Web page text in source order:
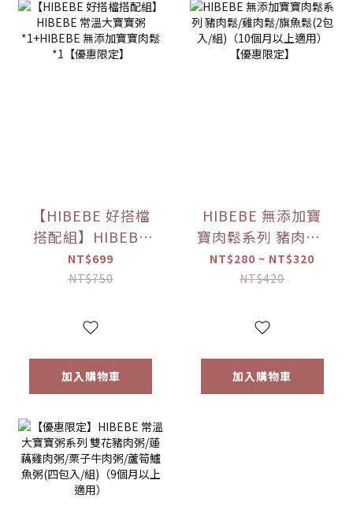
【HIBEBE 好搭檔
搭配組】HIBEBE
常溫大寶寶粥
*1+HIBEBE 無添加
限定】
NT$699
NT$750
加入購物車
HIBEBE 無添加寶
寶肉鬆系列 豬肉鬆/
雞肉鬆/旗魚鬆(2包
入/組)（10個月以
定】
NT$280 ~ NT$320
NT$420
加入購物車